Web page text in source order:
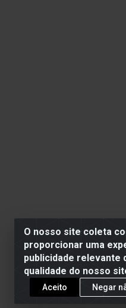
O nosso site coleta
proporcionar uma
publicidade relevante
qualidade do nosso
Aceito Negar